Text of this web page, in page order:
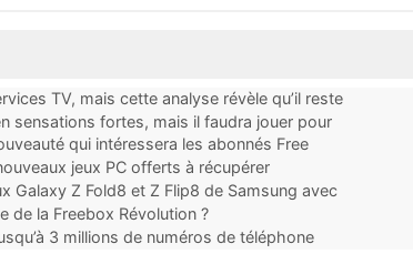
TV, mais cette analyse révèle qu’il reste
sensations fortes, mais il faudra jouer pour
qui intéressera les abonnés Free
jeux PC offerts à récupérer
Galaxy Z Fold8 et Z Flip8 de Samsung avec
de la Freebox Révolution ?
3 millions de numéros de téléphone